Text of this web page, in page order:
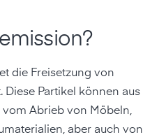
die Freisetzung von
Diese Partikel können aus
Abrieb von Möbeln,
aber auch von